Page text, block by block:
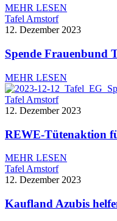
MEHR LESEN
Tafel Arnstorf
12. Dezember 2023
Spende Frauenbund
MEHR LESEN
Tafel Arnstorf
12. Dezember 2023
REWE-Tütenaktion
MEHR LESEN
Tafel Arnstorf
12. Dezember 2023
Kaufland Azubis